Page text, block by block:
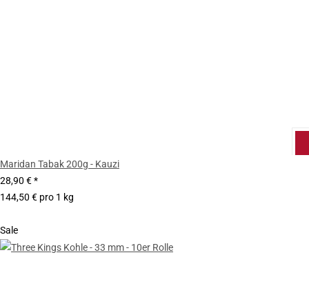
Maridan Tabak 200g - Kauzi
28,90 €*
144,50 € pro 1 kg
Sale